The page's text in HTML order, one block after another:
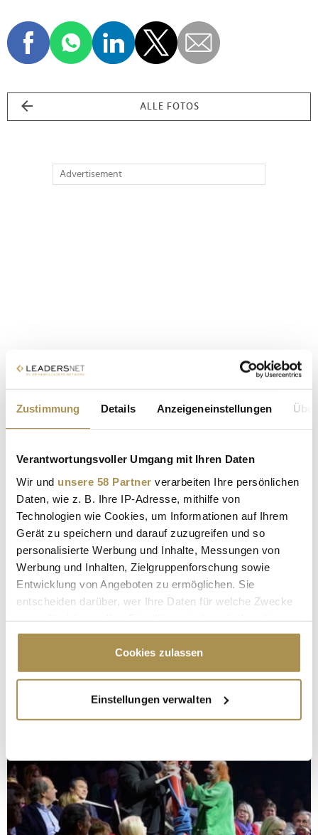
Zustimmung Details Anzeigeneinstellungen
Verantwortungsvoller Umgang mit Ihren Daten
Wir und unsere 58 Partner verarbeiten Ihre persönlichen
Daten, wie z. B. Ihre IP-Adresse, mithilfe von
Technologien wie Cookies, um Informationen auf Ihrem
Gerät zu speichern und darauf zuzugreifen und so
personalisierte Werbung und Inhalte, Messungen von
Werbung und Inhalten, Zielgruppenforschung sowie
Entwicklung von Angeboten zu ermöglichen. Sie
entscheiden darüber, wer Ihre Daten für welche Zwecke
Cookie-Erklärung oder durch Klicken auf das Privacy
Trigger Symbol ändern oder widerrufen
Informationen über Ihre geografische Lage
erfassen, welche bis auf einige Meter genau sein
bestimmten Merkmalen (Fingerprinting) identifizieren
Erfahren Sie mehr darüber, wie Ihre persönlichen Daten
verarbeitet werden, und legen Sie Ihre Präferenzen im
Abschnitt Einzelheitenfest.
Cookies zulassen
Einstellungen verwalten
ALLE FOTOS
Advertisement